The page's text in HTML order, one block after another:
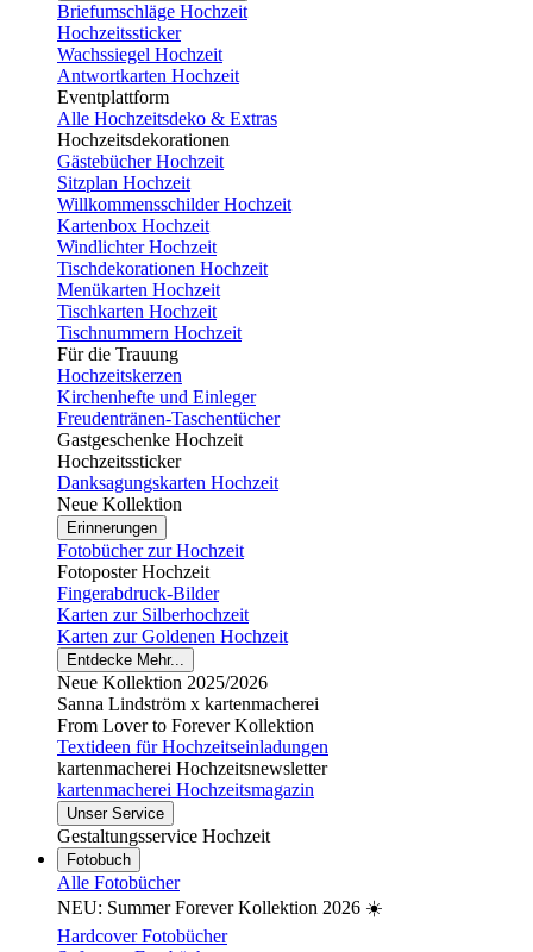
Briefumschläge Hochzeit
Hochzeitssticker
Wachssiegel Hochzeit
Antwortkarten Hochzeit
Eventplattform
Alle Hochzeitsdeko & Extras
Hochzeitsdekorationen
Gästebücher Hochzeit
Sitzplan Hochzeit
Willkommensschilder Hochzeit
Kartenbox Hochzeit
Windlichter Hochzeit
Tischdekorationen Hochzeit
Menükarten Hochzeit
Tischkarten Hochzeit
Tischnummern Hochzeit
Für die Trauung
Hochzeitskerzen
Kirchenhefte und Einleger
Freudentränen-Taschentücher
Gastgeschenke Hochzeit
Hochzeitssticker
Danksagungskarten Hochzeit
Neue Kollektion
Erinnerungen
Fotobücher zur Hochzeit
Fotoposter Hochzeit
Fingerabdruck-Bilder
Karten zur Silberhochzeit
Karten zur Goldenen Hochzeit
Entdecke Mehr...
Neue Kollektion 2025/2026
Sanna Lindström x kartenmacherei
From Lover to Forever Kollektion
Textideen für Hochzeitseinladungen
kartenmacherei Hochzeitsnewsletter
kartenmacherei Hochzeitsmagazin
Unser Service
Gestaltungsservice Hochzeit
Fotobuch
Alle Fotobücher
NEU: Summer Forever Kollektion 2026 ☀️
Hardcover Fotobücher